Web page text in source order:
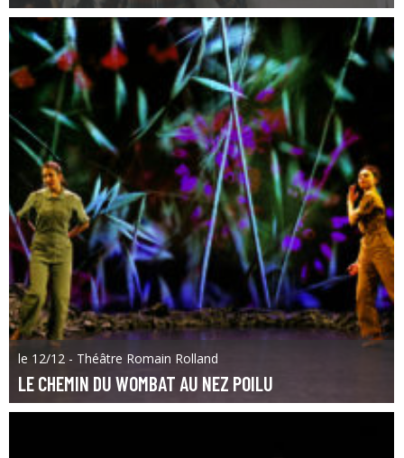
le 12/12 - Théâtre Romain Rolland
LE CHEMIN DU WOMBAT AU NEZ POILU